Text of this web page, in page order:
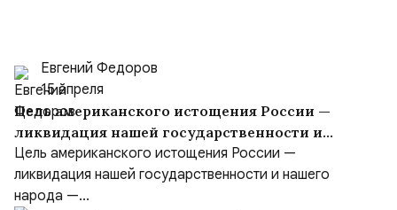
Евгений Федоров
15 апреля
Цель американского истощения России —
ликвидация нашей государственности и
нашего народа
Цель американского истощения России —
ликвидация нашей государственности и нашего
народа —...